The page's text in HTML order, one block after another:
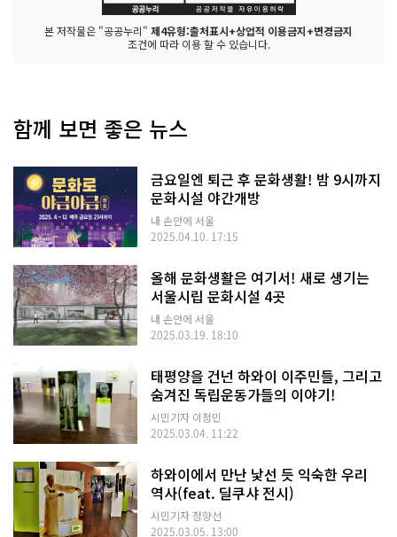
본 저작물은 "공공누리" 제4유형:출처표시+상업적 이용금지+변경금지
조건에 따라 이용 할 수 있습니다.
함께 보면 좋은 뉴스
금요일엔 퇴근 후 문화생활! 밤 9시까지
문화시설 야간개방
내 손안에 서울
2025.04.10. 17:15
올해 문화생활은 여기서! 새로 생기는
서울시립 문화시설 4곳
내 손안에 서울
2025.03.19. 18:10
태평양을 건넌 하와이 이주민들, 그리고
숨겨진 독립운동가들의 이야기!
시민기자 이정민
2025.03.04. 11:22
하와이에서 만난 낯선 듯 익숙한 우리
역사(feat. 딜쿠샤 전시)
시민기자 정향선
2025.03.05. 13:00